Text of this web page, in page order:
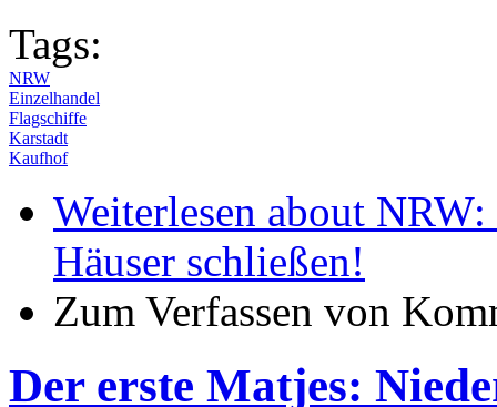
Tags:
NRW
Einzelhandel
Flagschiffe
Karstadt
Kaufhof
Weiterlesen about
Häuser schließen!
Zum Verfassen von
Der erste Matjes: